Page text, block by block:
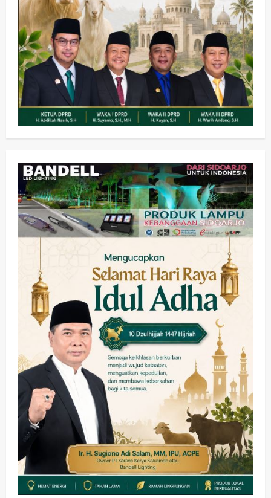
2
Kesehatan
Pembangunan
Pemerintahan
PANAS! Kalah Tender Proyek RSUD
Sibar Rp 9,9 M, Beranikah CV Tiga
Anugerah Utama Pertaruhkan
Jaminan Rp 100 Juta?
wartanusa 5 Agustus 2026
3
Olahraga
Adu Taktik di Atas Rumput Sintetis:
PWI dan Sapma PP Sidoarjo
Memanaskan Mesin Menuju Piala
Soccer
wartanusa 5 Agustus 2026
Ekonomi Hiburan Pemerintahan
HOT NEWS: Ribuan Warga Wage
Tumplek Blek di Bazar Rakyat Jalan